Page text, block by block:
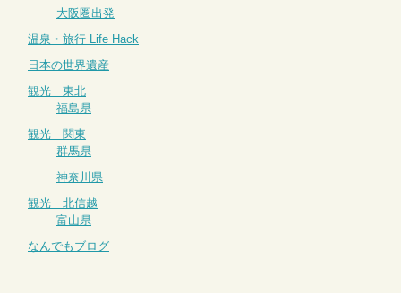
大阪圏出発
温泉・旅行 Life Hack
日本の世界遺産
観光 東北
福島県
観光 関東
群馬県
神奈川県
観光 北信越
富山県
なんでもブログ